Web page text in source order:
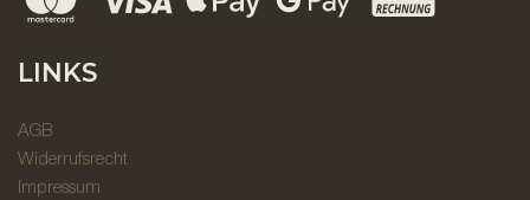
LINKS
AGB
Widerrufsrecht
Impressum